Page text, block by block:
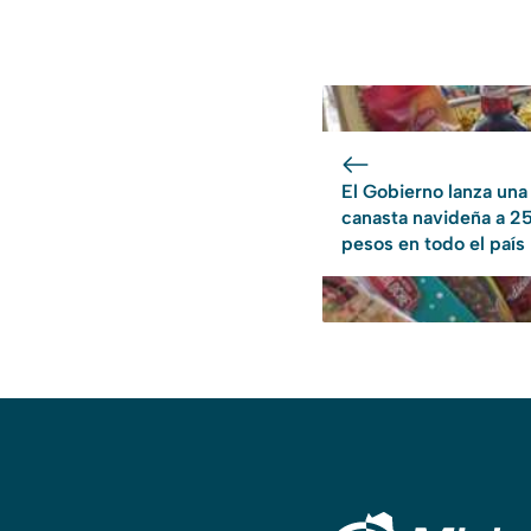
El Gobierno lanza una
canasta navideña a
pesos en todo el país